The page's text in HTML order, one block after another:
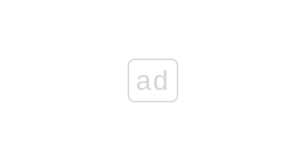
ad